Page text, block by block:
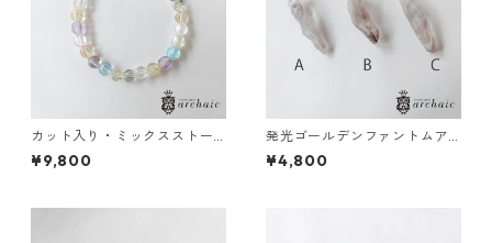
カット入り・ミックスストー
ンのブレスレット(6mm)
¥9,800
発光ゴールデンファントムア
メジストのポイント（全3種）
¥4,800